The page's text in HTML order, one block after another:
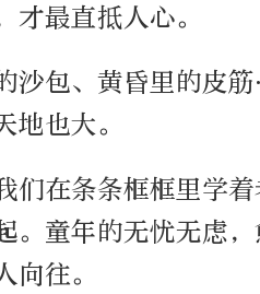
最直抵人心。
沙包、黄昏里的皮
也大。
们在条条框框里学
。童年的无忧无虑
往。